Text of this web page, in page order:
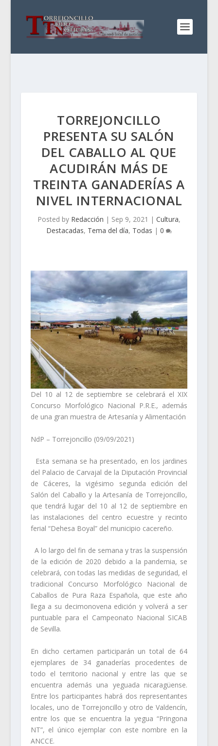
TORREJONCILLO
PRESENTA SU SALÓN
DEL CABALLO AL QUE
ACUDIRÁN MÁS DE
TREINTA GANADERÍAS A
NIVEL INTERNACIONAL
Posted by Redacción | Sep 9, 2021 | Cultura,
Destacadas, Tema del día, Todas | 0
Del 10 al 12 de septiembre se celebrará el XIX
Concurso Morfológico Nacional P.R.E., además
de una gran muestra de Artesanía y Alimentación
NdP – Torrejoncillo (09/09/2021)
Esta semana se ha presentado, en los jardines
del Palacio de Carvajal de la Diputación Provincial
de Cáceres, la vigésimo segunda edición del
Salón del Caballo y la Artesanía de Torrejoncillo,
que tendrá lugar del 10 al 12 de septiembre en
las instalaciones del centro ecuestre y recinto
ferial “Dehesa Boyal” del municipio cacereño.
A lo largo del fin de semana y tras la suspensión
de la edición de 2020 debido a la pandemia, se
celebrará, con todas las medidas de seguridad, el
tradicional Concurso Morfológico Nacional de
Caballos de Pura Raza Española, que este año
llega a su decimonovena edición y volverá a ser
puntuable para el Campeonato Nacional SICAB
de Sevilla.
En dicho certamen participarán un total de 64
ejemplares de 34 ganaderías procedentes de
todo el territorio nacional y entre las que se
encuentra además una yeguada nicaragüense.
Entre los participantes habrá dos representantes
locales, uno de Torrejoncillo y otro de Valdencín,
entre los que se encuentra la yegua “Pringona
NT”, el único ejemplar con este nombre en la
ANCCE.